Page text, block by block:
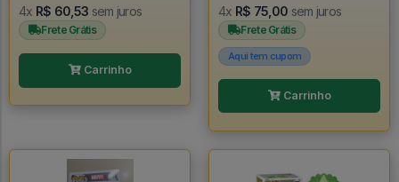
4x R$ 60,53 sem juros
Frete Grátis
Carrinho
4x R$ 75,00 sem juros
Frete Grátis
Aqui tem cupom
Carrinho